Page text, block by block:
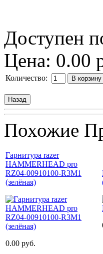
Доступен
Цена: 0.00
Количество:
Похожие
Гарнитура razer
HAMMERHEAD pro
RZ04-00910100-R3M1
(зелёная)
0.00 руб.